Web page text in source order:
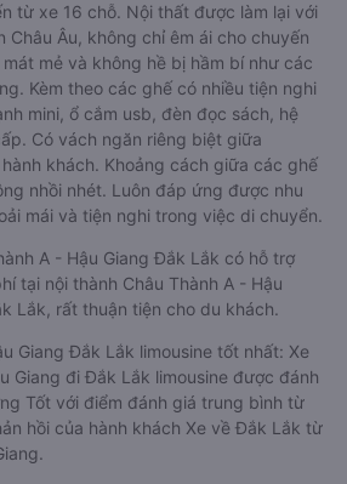
từ xe 16 chỗ. Nội thất được làm lại với
Châu Âu, không chỉ êm ái cho chuyến
mẻ và không hề bị hầm bí như các
Kèm theo các ghế có nhiều tiện nghi
mini, ổ cắm usb, đèn đọc sách, hệ
Có vách ngăn riêng biệt giữa
khách. Khoảng cách giữa các ghế
nhồi nhét. Luôn đáp ứng được nhu
mái và tiện nghi trong việc di chuyển.
A - Hậu Giang Đắk Lắk có hỗ trợ
tại nội thành Châu Thành A - Hậu
Lắk, rất thuận tiện cho du khách.
Giang Đắk Lắk limousine tốt nhất: Xe
Giang đi Đắk Lắk limousine được đánh
Tốt với điểm đánh giá trung bình từ
hồi của hành khách Xe về Đắk Lắk từ